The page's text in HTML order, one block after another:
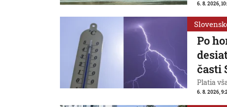
6. 8. 2026,
Po
časti
Platia
6. 8. 2026,